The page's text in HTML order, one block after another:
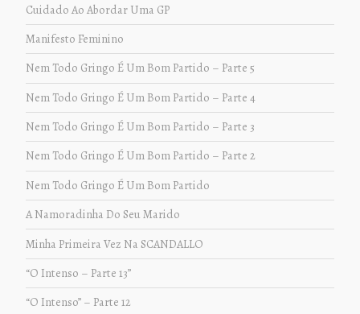
Cuidado Ao Abordar Uma GP
Manifesto Feminino
Nem Todo Gringo É Um Bom Partido – Parte 5
Nem Todo Gringo É Um Bom Partido – Parte 4
Nem Todo Gringo É Um Bom Partido – Parte 3
Nem Todo Gringo É Um Bom Partido – Parte 2
Nem Todo Gringo É Um Bom Partido
A Namoradinha Do Seu Marido
Minha Primeira Vez Na SCANDALLO
“O Intenso – Parte 13”
“O Intenso” – Parte 12